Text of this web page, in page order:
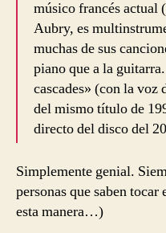
músico francés actual
Aubry, es
muchas de sus
piano que a la
cascades» (con la voz
del mismo título de
directo del disco del
Simplemente genial.
personas que saben
esta manera…)